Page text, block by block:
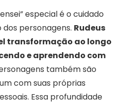
especial é o cuidado
personagens. Rudeus
transformação ao longo
e aprendendo com
também são
com suas próprias
Essa profundidade